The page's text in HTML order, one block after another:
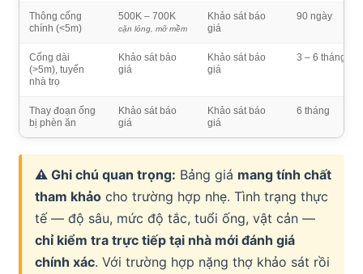
Thông cống
chính (<5m)
500K – 700K
cặn lỏng, mỡ mềm
Khảo sát báo
giá
90 ngày
Cống dài
(>5m), tuyến
nhà trọ
Khảo sát báo
giá
Khảo sát báo
giá
3 – 6 tháng
Thay đoạn ống
bị phèn ăn
Khảo sát báo
giá
Khảo sát báo
giá
6 tháng
⚠ Ghi chú quan trọng: Bảng giá mang tính chất
tham khảo cho trường hợp nhẹ. Tình trạng thực
tế — độ sâu, mức độ tắc, tuổi ống, vật cản —
chỉ kiểm tra trực tiếp tại nhà mới đánh giá
chính xác. Với trường hợp nặng thợ khảo sát rồi